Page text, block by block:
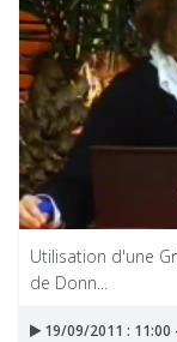
Utilisation d'une
de Donn...
19/09/2011 : 11:00